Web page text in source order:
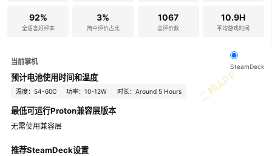
92%
全语言好评率
3%
简中评价占比
1067
总评价数
10.9H
平均游戏时间
当前掌机
SteamDeck
预计电池使用时间和温度
温度：54-60C 功率：10-12W 时长：Around 5 Hours
最低可运行Proton兼容层版本
无需使用兼容层
推荐SteamDeck设置